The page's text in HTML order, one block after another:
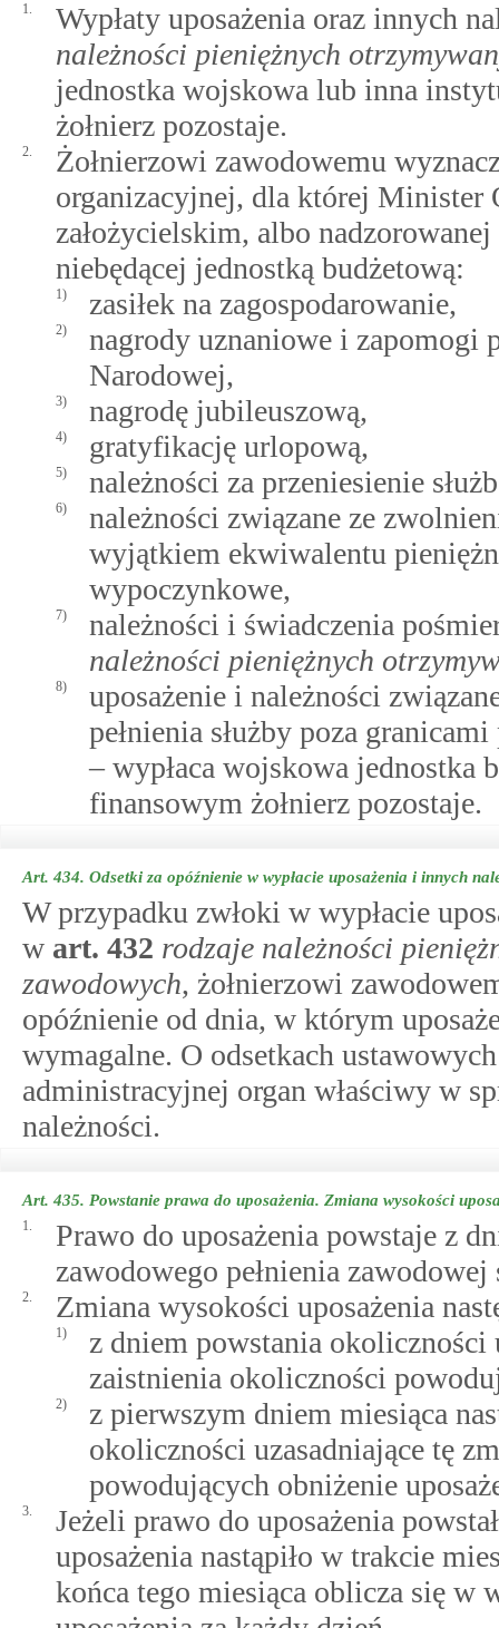
1.
Wypłaty uposażenia oraz innych
należności pieniężnych
jednostka wojskowa lub inna
żołnierz pozostaje.
2.
Żołnierzowi zawodowemu
organizacyjnej, dla której Minister
założycielskim, albo
niebędącej jednostką budżetową:
1) zasiłek na zagospodarowanie,
2)
nagrody uznaniowe i zapomogi
Narodowej,
3) nagrodę jubileuszową,
4) gratyfikację urlopową,
5) należności za przeniesienie
6)
należności związane ze
wyjątkiem ekwiwalentu
wypoczynkowe,
7)
należności i świadczenia
należności pieniężnych
8)
uposażenie i należności
pełnienia służby poza granicami
– wypłaca wojskowa jednostka
finansowym żołnierz pozostaje.
Art. 434. Odsetki za opóźnienie w wypłacie uposażenia i innych
W przypadku zwłoki w wypłacie
w art. 432 rodzaje należności
zawodowych, żołnierzowi
opóźnienie od dnia, w którym
wymagalne. O odsetkach
administracyjnej organ właściwy w
należności.
Art. 435. Powstanie prawa do uposażenia. Zmiana wysokości
1.
Prawo do uposażenia powstaje z
zawodowego pełnienia
2. Zmiana wysokości uposażenia
1)
z dniem powstania okoliczności
zaistnienia okoliczności
2)
z pierwszym dniem miesiąca
okoliczności uzasadniające tę
powodujących obniżenie
3.
Jeżeli prawo do uposażenia
uposażenia nastąpiło w trakcie
końca tego miesiąca oblicza się w